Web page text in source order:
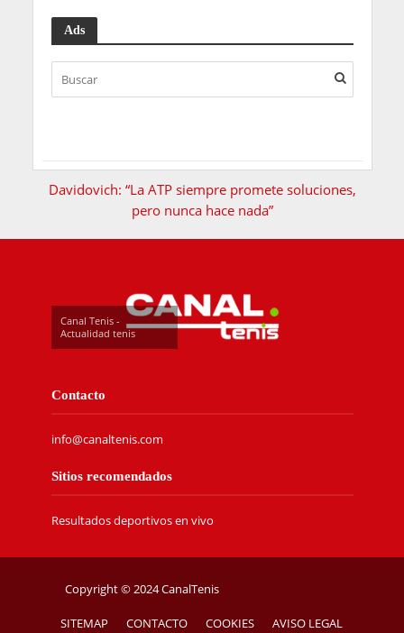
Ads
Davidovich: “La ATP siempre promete soluciones,
pero nunca hace nada”
Canal Tenis -
Actualidad tenis
Contacto
info@canaltenis.com
Sitios recomendados
Resultados deportivos en vivo
Copyright © 2024 CanalTenis
SITEMAP CONTACTO COOKIES AVISO LEGAL